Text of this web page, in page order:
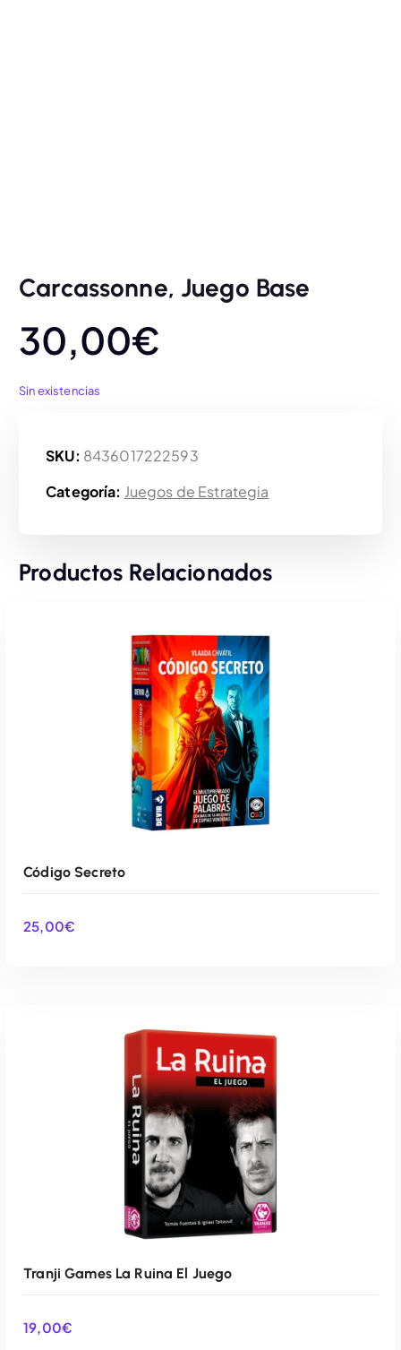
Carcassonne, Juego Base
30,00€
Sin existencias
SKU: 8436017222593
Categoría: Juegos de Estrategia
Productos Relacionados
AÑADIR AL CARRITO
Código Secreto
25,00€
Tranji Games La Ruina El Juego
19,00€